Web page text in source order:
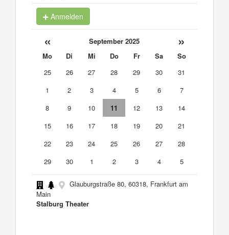
Anmelden
« September 2025 »
Mo Di Mi Do Fr Sa
So
25
26 27 28 29 30
31
1
2 3 4 5 6
7
8
9 10 11 12 13
14
15
16 17 18 19 20
21
22
23 24 25 26 27
28
29
30 1 2 3 4 5
Glauburgstraße 80, 60318, Frankfurt am
Main
Stalburg Theater